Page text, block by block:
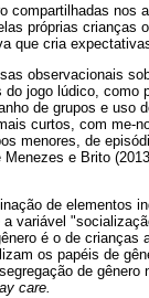
compartilhadas nos
próprias crianças
que cria
observacionais
jogo lúdico, como
de grupos e uso
curtos, com me-
menores, de
e Brito
de elementos
variável
é o de crianças
os papéis de
de
care.